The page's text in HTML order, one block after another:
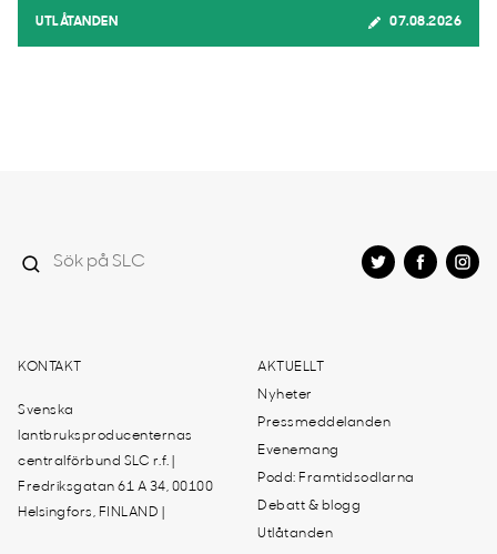
UTLÅTANDEN 07.08.2026
KONTAKT
Svenska
lantbruksproducenternas
centralförbund SLC r.f. |
Fredriksgatan 61 A 34, 00100
Helsingfors, FINLAND |
AKTUELLT
Nyheter
Pressmeddelanden
Evenemang
Podd: Framtidsodlarna
Debatt & blogg
Utlåtanden